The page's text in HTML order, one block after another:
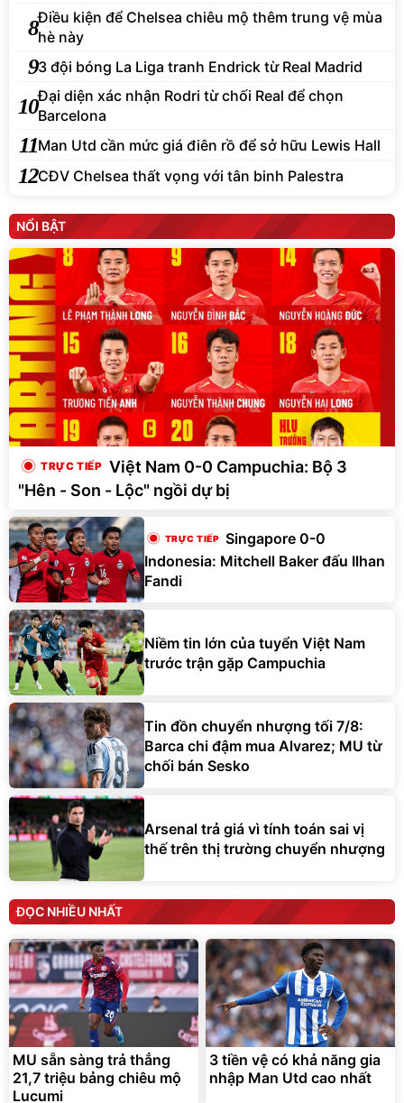
8Điều kiện để Chelsea chiêu mộ thêm trung vệ mùa
hè này
93 đội bóng La Liga tranh Endrick từ Real Madrid
10Đại diện xác nhận Rodri từ chối Real để chọn
Barcelona
11Man Utd cần mức giá điên rồ để sở hữu Lewis Hall
12CĐV Chelsea thất vọng với tân binh Palestra
NỔI BẬT
Việt Nam 0-0 Campuchia: Bộ 3
"Hên - Son - Lộc" ngồi dự bị
Singapore 0-0
Indonesia: Mitchell Baker đấu Ilhan
Fandi
Niềm tin lớn của tuyển Việt Nam
trước trận gặp Campuchia
Tin đồn chuyển nhượng tối 7/8:
Barca chi đậm mua Alvarez; MU từ
chối bán Sesko
Arsenal trả giá vì tính toán sai vị
thế trên thị trường chuyển nhượng
ĐỌC NHIỀU NHẤT
MU sẵn sàng trả thẳng
21,7 triệu bảng chiêu mộ
Lucumi
3 tiền vệ có khả năng gia
nhập Man Utd cao nhất